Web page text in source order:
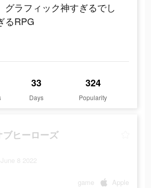
グラフィック神すぎるでし
るRPG
33
Days
324
Popularity
ブヒーローズ
8 2022
game Apple